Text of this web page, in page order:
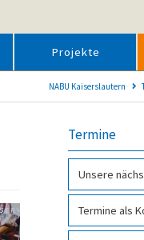
Projekte
NABU Kaiserslautern
Termine
Unsere
Termine als